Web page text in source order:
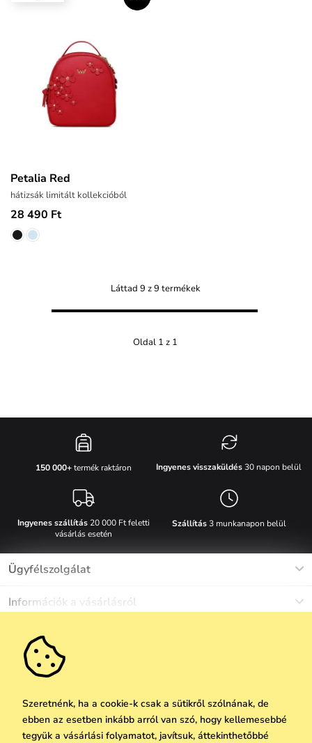
Petalia Red
hátizsák limitált kollekcióból
28 490 Ft
Láttad 9 z 9 termékek
Oldal 1 z 1
150 000+termék raktáron Ingyenes visszaküldés30 napon belül
Ingyenes szállítás20 000 Ft feletti
vásárlás esetén
Szállítás3 munkanapon belül
Ügyfélszolgálat
+36 1 808 9989
Információk a vásárlásról
Gyakori kérdések
Anyagok és karbantartás
Visszaküldés és reklamáció
Egyéb információk
Rólunk
Karrier
Ajándék utalványok
Vállalatok számára
Ne maradj le semmiről!
Feliratkozni
Szeretnénk, ha a cookie-k csak a sütikről szólnának, de
ebben az esetben inkább arról van szó, hogy kellemesebbé
tegyük a vásárlási folyamatot, javítsuk, áttekinthetőbbé